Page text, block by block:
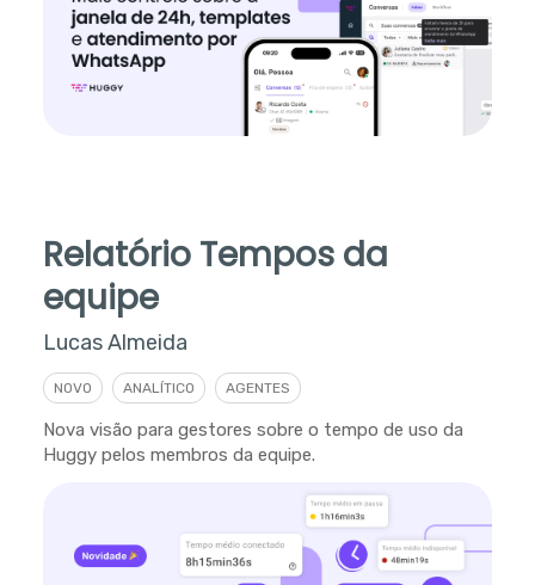
Relatório Tempos da
equipe
Lucas Almeida
NOVO ANALÍTICO AGENTES
Nova visão para gestores sobre o tempo de uso da
Huggy pelos membros da equipe.